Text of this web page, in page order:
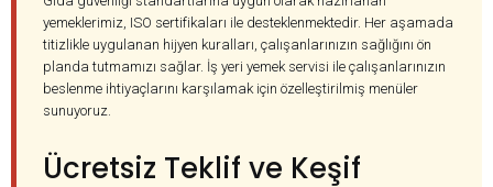
yemeklerimiz, ISO sertifikaları ile desteklenmektedir. Her aşamada
titizlikle uygulanan hijyen kuralları, çalışanlarınızın sağlığını ön
planda tutmamızı sağlar. İş yeri yemek servisi ile çalışanlarınızın
beslenme ihtiyaçlarını karşılamak için özelleştirilmiş menüler
sunuyoruz.
Ücretsiz Teklif ve Keşif